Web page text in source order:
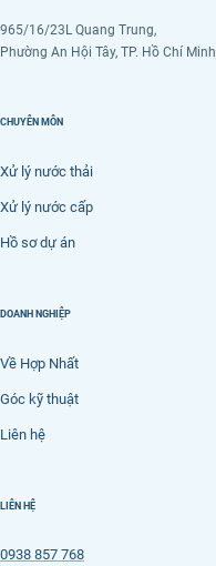
965/16/23L Quang Trung,
Phường An Hội Tây, TP. Hồ Chí Minh
CHUYÊN MÔN
Xử lý nước thải
Xử lý nước cấp
Hồ sơ dự án
DOANH NGHIỆP
Về Hợp Nhất
Góc kỹ thuật
Liên hệ
LIÊN HỆ
0938 857 768